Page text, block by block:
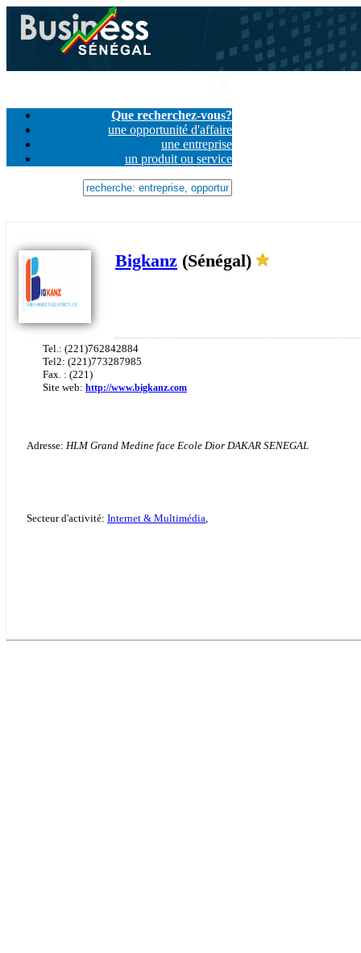
Que recherchez-vous?
une opportunité d'affaire
une entreprise
un produit ou service
Bigkanz (Sénégal)
Tel.: (221)762842884
Tel2: (221)773287985
Fax. : (221)
Site web: http://www.bigkanz.com
Adresse: HLM Grand Medine face Ecole Dior DAKAR SENEGAL
Secteur d'activité: Internet & Multimédia,